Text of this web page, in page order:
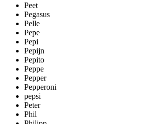
Peet
Pegasus
Pelle
Pepe
Pepi
Pepijn
Pepito
Peppe
Pepper
Pepperoni
pepsi
Peter
Phil